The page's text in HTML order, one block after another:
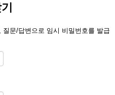
문/답변으로 임시 비밀번호를 발급